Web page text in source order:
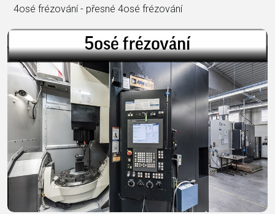
4osé frézování - přesné 4osé frézování